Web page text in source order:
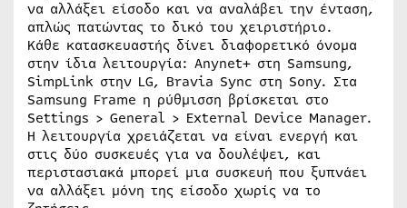
να αλλάξει είσοδο και να αναλάβει την ένταση,
απλώς πατώντας το δικό του χειριστήριο.
Κάθε κατασκευαστής δίνει διαφορετικό όνομα
στην ίδια λειτουργία: Anynet+ στη Samsung,
SimpLink στην LG, Bravia Sync στη Sony. Στα
Samsung Frame η ρύθμισση βρίσκεται στο
Settings > General > External Device Manager.
Η λειτουργία χρειάζεται να είναι ενεργή και
στις δύο συσκευές για να δουλέψει, και
περιστασιακά μπορεί μια συσκευή που ξυπνάει
να αλλάξει μόνη της είσοδο χωρίς να το